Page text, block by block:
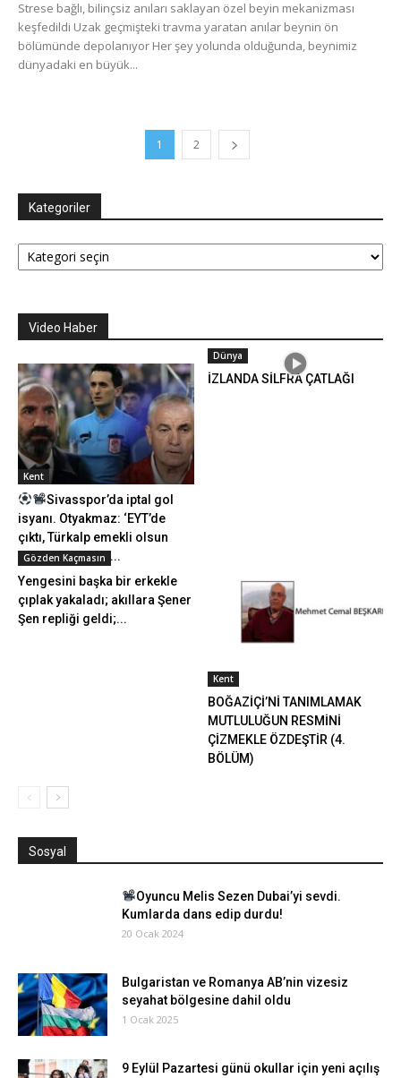
Strese bağlı, bilinçsiz anıları saklayan özel beyin mekanizması
keşfedildi Uzak geçmişteki travma yaratan anılar beynin ön
bölümünde depolanıyor Her şey yolunda olduğunda, beynimiz
dünyadaki en büyük...
1 2
Kategoriler
Kategoriler
Video Haber
Kent
Sivasspor’da iptal gol
isyanı. Otyakmaz: ‘EYT’de
çıktı, Türkalp emekli olsun
artık.’ Çalımbay:...
Dünya
İZLANDA SİLFRA ÇATLAĞI
Gözden Kaçmasın
Yengesini başka bir erkekle
çıplak yakaladı; akıllara Şener
Şen repliği geldi;...
Kent
BOĞAZİÇİ’Nİ TANIMLAMAK
MUTLULUĞUN RESMİNİ
ÇİZMEKLE ÖZDEŞTİR (4.
BÖLÜM)
Sosyal
Oyuncu Melis Sezen Dubai’yi sevdi.
Kumlarda dans edip durdu!
20 Ocak 2024
Bulgaristan ve Romanya AB’nin vizesiz
seyahat bölgesine dahil oldu
1 Ocak 2025
9 Eylül Pazartesi günü okullar için yeni açılış